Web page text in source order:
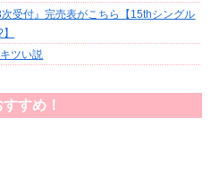
受付』完売表がこちら【15thシングル
ツい説
すめ！